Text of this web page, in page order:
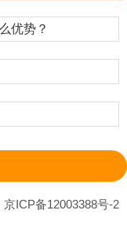
京ICP备12003388号-2